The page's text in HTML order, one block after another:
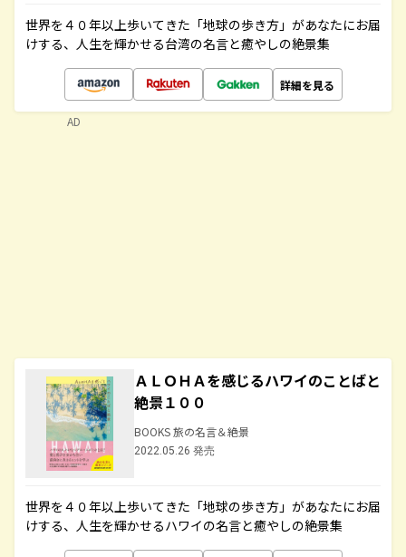
世界を４０年以上歩いてきた「地球の歩き方」があなたにお届
けする、人生を輝かせる台湾の名言と癒やしの絶景集
詳細を見る
ＡＬＯＨＡを感じるハワイのことばと
絶景１００
BOOKS 旅の名言＆絶景
2022.05.26 発売
世界を４０年以上歩いてきた「地球の歩き方」があなたにお届
けする、人生を輝かせるハワイの名言と癒やしの絶景集
AD